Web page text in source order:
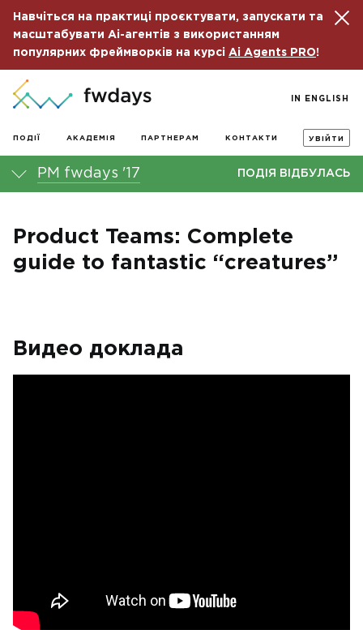
Навчіться на практиці проєктувати, запускати та
масштабувати Ai-агентів з використанням
популярних фреймворків на курсі Ai Agents PRO!
ПОДІЇ АКАДЕМІЯ ПАРТНЕРАМ КОНТАКТИ УВІЙТИ
IN ENGLISH
PM fwdays '17 ПОДІЯ ВІДБУЛАСЬ
Product Teams: Complete
guide to fantastic “creatures”
Видео доклада